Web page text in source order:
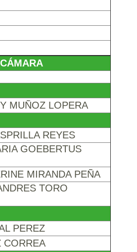
MUÑOZ LOPERA
REYES
GOEBERTUS
MIRANDA PEÑA
TORO
PEREZ
CORREA